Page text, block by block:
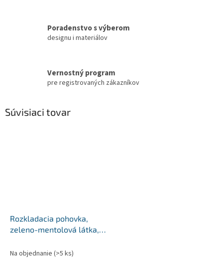
Poradenstvo s výberom
designu i materiálov
Vernostný program
pre registrovaných zákazníkov
Súvisiaci tovar
Rozkladacia pohovka,
zeleno-mentolová látka,
Na objednanie (>5 ks)